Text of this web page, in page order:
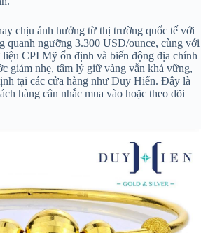
chịu ảnh hưởng từ thị trường quốc tế với
quanh ngưỡng 3.300 USD/ounce, cùng với
CPI Mỹ ổn định và biến động địa chính
giảm nhẹ, tâm lý giữ vàng vẫn khá vững,
tại các cửa hàng như Duy Hiển. Đây là
hàng cân nhắc mua vào hoặc theo dõi